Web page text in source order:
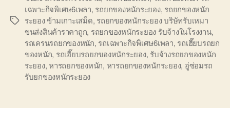
Tags
เฉพาะกิจพิเศษ6เพลา, รถยกของหนักระยอง, รถยกของหนัก
ระยอง ข้ามเกาะเสม็ด, รถยกของหนักระยอง บริษัทรับเหมา
ขนส่งสินค้าราคาถูก, รถยกของหนักระยอง รับจ้างในโรงงาน,
รถเครนรถยกของหนัก, รถเฉพาะกิจพิเศษ6เพลา, รถเฮี๊ยบรถยก
ของหนัก, รถเฮี๊ยบรถยกของหนักระยอง, รับจ้างรถยกของหนัก
ระยอง,หารถยกของหนัก, หารถยกของหนักระยอง, อู่ซ่อมรถ
รับยกของหนักระยอง